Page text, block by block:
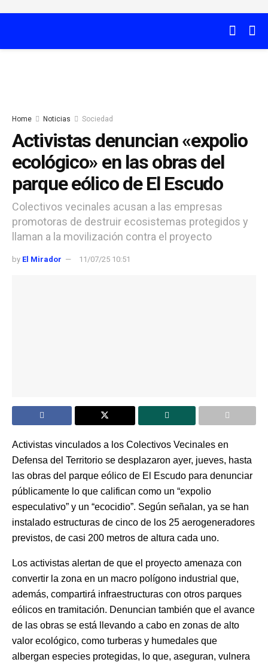
Home Noticias Sociedad
Activistas denuncian «expolio
ecológico» en las obras del
parque eólico de El Escudo
Colectivos vecinales acusan a las empresas
promotoras de destruir ecosistemas protegidos y
llaman a la movilización contra el proyecto
by El Mirador 11/07/25 10:51
Activistas vinculados a los Colectivos Vecinales en
Defensa del Territorio se desplazaron ayer, jueves, hasta
las obras del parque eólico de El Escudo para denunciar
públicamente lo que califican como un “expolio
especulativo” y un “ecocidio”. Según señalan, ya se han
instalado estructuras de cinco de los 25 aerogeneradores
previstos, de casi 200 metros de altura cada uno.
Los activistas alertan de que el proyecto amenaza con
convertir la zona en un macro polígono industrial que,
además, compartirá infraestructuras con otros parques
eólicos en tramitación. Denuncian también que el avance
de las obras se está llevando a cabo en zonas de alto
valor ecológico, como turberas y humedales que
albergan especies protegidas, lo que, aseguran, vulnera